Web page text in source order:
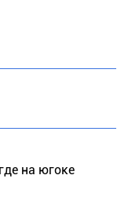
на югоке